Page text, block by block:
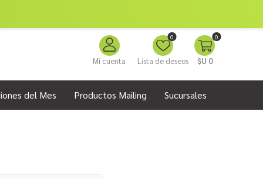
Mi cuenta Lista de deseos
0 0
$U 0
del Mes Productos Mailing Sucursales